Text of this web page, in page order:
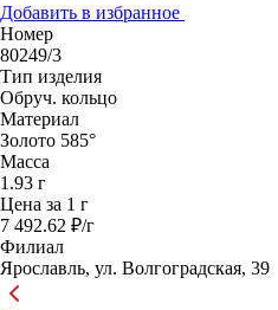
Добавить в избранное
Номер
80249/3
Тип изделия
Обруч. кольцо
Материал
Золото 585°
Масса
1.93 г
Цена за 1 г
7 492.62 ₽/г
Филиал
Ярославль, ул. Волгоградская, 39